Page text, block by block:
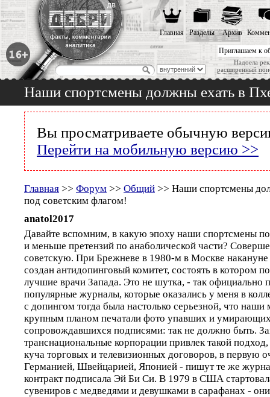
Приглашаем к
Надоела
расширенный
Главная Разделы Архив
Наши спортсмены должны ехать в
Вы просматриваете обычную
Перейти на мобильную версию >>
Главная >> Форум >> Общий >> Наши спортсмены
под советским флагом!
anatol2017
Давайте вспомним, в какую эпоху наши спортсмены
и меньше претензий по анаболической части?
советскую. При Брежневе в 1980-м в Москве
создан антидопинговый комитет, состоять в котором
лучшие врачи Запада. Это не шутка, - так официально
популярные журналы, которые оказались у меня в
с допингом тогда была настолько серьезной, что
крупным планом печатали фото упавших и
сопровождавшихся подписями: так не должно быть.
транснациональные корпорации привлек такой
куча торговых и телевизионных договоров, в первую
Германией, Швейцарией, Японией - пишут те же
контракт подписала Эй Би Си. В 1979 в США
сувениров с медведями и девушками в сарафанах -